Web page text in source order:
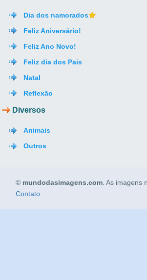
Dia dos namorados
Feliz Aniversário!
Feliz Ano Novo!
Feliz dia dos Pais
Natal
Reflexão
Diversos
Animais
Outros
© mundodasimagens.com . As
Contato